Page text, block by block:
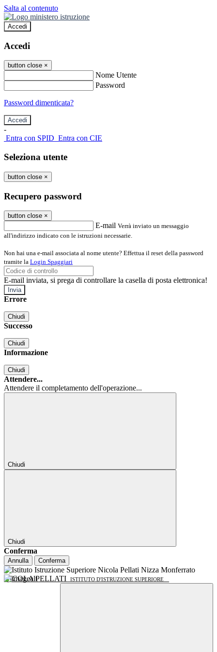
Salta al contenuto
Accedi
Accedi
button close ×
Nome Utente
Password
Password dimenticata?
-
Entra con SPID Entra con CIE
Seleziona utente
button close ×
Recupero password
button close ×
E-mail Verrà inviato un messaggio
all'indirizzo indicato con le istruzioni necessarie.
Non hai una e-mail associata al nome utente? Effettua il reset della password
tramite la Login Spaggiari
E-mail inviata, si prega di controllare la casella di posta elettronica!
Errore
Chiudi
Successo
Chiudi
Informazione
Chiudi
Attendere...
Attendere il completamento dell'operazione...
Chiudi
Chiudi
Conferma
Annulla Conferma
NICOLA PELLATI ISTITUTO D'ISTRUZIONE SUPERIORE